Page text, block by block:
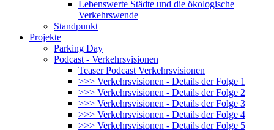
Lebenswerte Städte und die ökologische
Verkehrswende
Standpunkt
Projekte
Parking Day
Podcast - Verkehrsvisionen
Teaser Podcast Verkehrsvisionen
>>> Verkehrsvisionen - Details der Folge 1
>>> Verkehrsvisionen - Details der Folge 2
>>> Verkehrsvisionen - Details der Folge 3
>>> Verkehrsvisionen - Details der Folge 4
>>> Verkehrsvisionen - Details der Folge 5